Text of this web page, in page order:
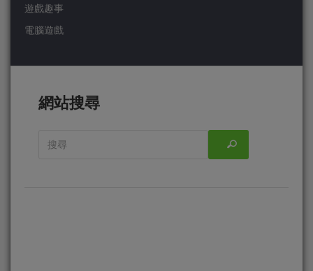
遊戲趣事
電腦遊戲
網站搜尋